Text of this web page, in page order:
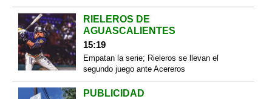
RIELEROS DE
AGUASCALIENTES
15:19
Empatan la serie; Rieleros se llevan el
segundo juego ante Acereros
PUBLICIDAD